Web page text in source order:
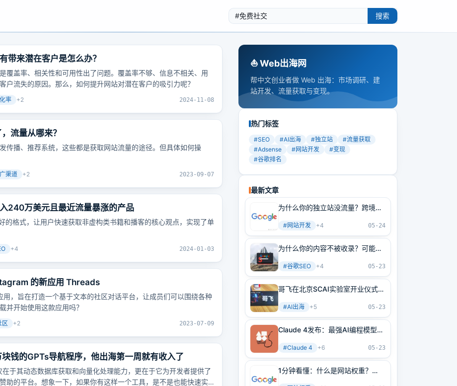
搜索
有带来潜在客户是怎么办？
覆盖率、相关性和可用性出了问题。覆盖率不够、信息不相关、用
户流失的原因。那么，如何提升网站对潜在客户的吸引力呢？
率 +2 2024-11-08
流量从哪来？
传播、推荐系统，这些都是获取网站流量的途径。但具体如何操
渠道 +2 2023-09-07
入240万美元且最近流量暴涨的产品
的格式，让用户快速获取非虚构类书籍和播客的核心观点，实现了单
+4 2024-01-03
的新应用 Threads
，旨在打造一个基于文本的社区对话平台，让成员们可以围绕各种
并开始使用这款应用吗？
区 +2 2023-07-09
钱的GPTs导航程序，他出海第一周就有收入了
于其动态数据库获取和向量化处理能力，更在于它为开发者提供了
助的平台。想象一下，如果你有这样一个工具，是不是也能快速实
⛵️ Web出海网
帮中文创业者做 Web 出海：市场调研、建
站开发、流量获取与变现。
热门标签
#SEO #AI出海 #独立站 #流量获取
#Adsense #网站开发 #变现
#谷歌排名
最新文章
为什么你的独立站没流量？跨境卖
#网站开发 +4 05-24
为什么你的内容不被收录？可能是
方法
#谷歌SEO +4 05-23
哥飞在北京SCAI实验室开业仪式上
#AI出海 +5 05-23
Claude 4发布：最强AI编程模型
#Claude 4 +6 05-23
1分钟看懂：什么是网站权重？